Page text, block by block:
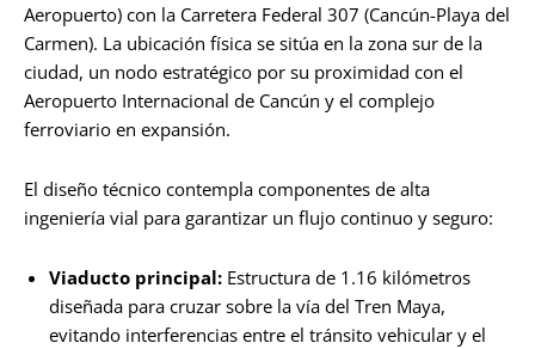
Aeropuerto) con la Carretera Federal 307 (Cancún-Playa del
Carmen). La ubicación física se sitúa en la zona sur de la
ciudad, un nodo estratégico por su proximidad con el
Aeropuerto Internacional de Cancún y el complejo
ferroviario en expansión.
El diseño técnico contempla componentes de alta
ingeniería vial para garantizar un flujo continuo y seguro:
Viaducto principal: Estructura de 1.16 kilómetros
diseñada para cruzar sobre la vía del Tren Maya,
evitando interferencias entre el tránsito vehicular y el